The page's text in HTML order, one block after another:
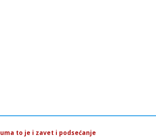
to je i zavet i podsećanje